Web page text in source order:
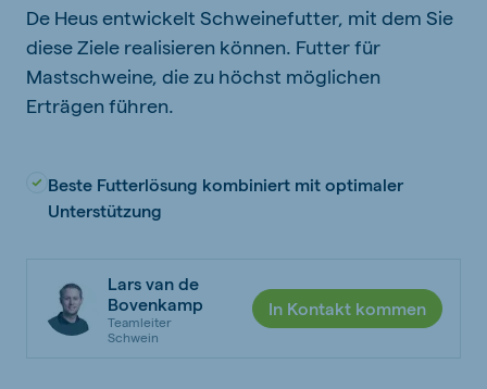
De Heus entwickelt Schweinefutter, mit dem Sie
diese Ziele realisieren können. Futter für
Mastschweine, die zu höchst möglichen
Erträgen führen.
Beste Futterlösung kombiniert mit optimaler
Unterstützung
Lars van de
Bovenkamp
Teamleiter
Schwein
In Kontakt kommen